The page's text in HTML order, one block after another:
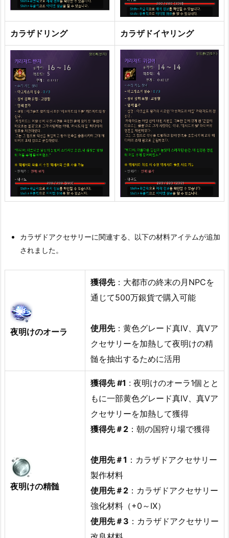
カラザドリング カラザドイヤリング
カラザドアクセサリーに関連する、以下の材料アイテムが追加
されました。
夜明けのオーラ
獲得先：大都市の終末の月NPCを
通じて500万銀貨で購入可能
使用先：黄色グレード真Ⅳ、真Ⅴア
クセサリーを加熱して夜明けの精
髄を抽出するために活用
夜明けの精髄
獲得先 #1 : 夜明けのオーラ1個とと
もに一部黄色グレード真Ⅳ、真Ⅴア
クセサリーを加熱して獲得
獲得先＃2 ：朝の国狩り場で獲得
使用先＃1 ：カラザドアクセサリー
製作材料
使用先＃2 ：カラザドアクセサリー
強化材料（+0～IX）
使用先＃3 ：カラザドアクセサリー